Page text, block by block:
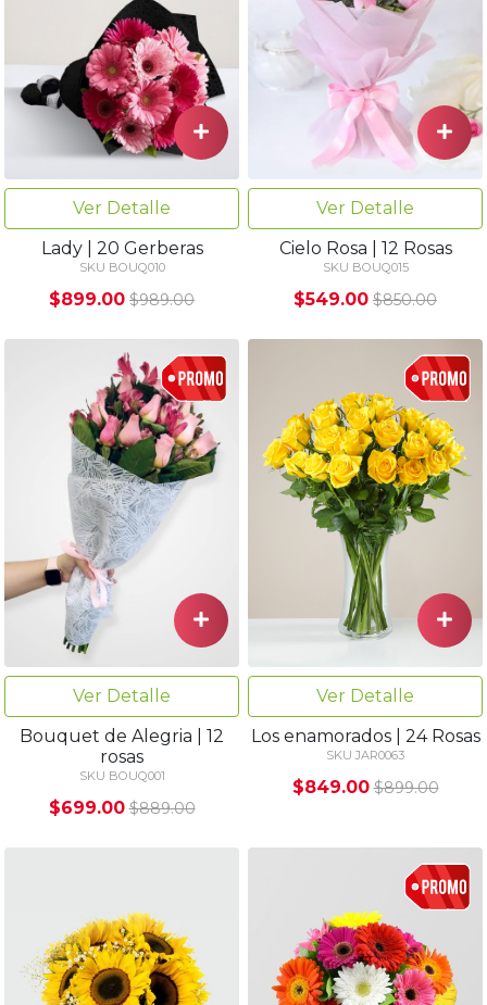
Ver Detalle
Lady | 20 Gerberas
SKU BOUQ010
$899.00 $989.00
Ver Detalle
Cielo Rosa | 12 Rosas
SKU BOUQ015
$549.00 $850.00
Ver Detalle
Bouquet de Alegria | 12
rosas
SKU BOUQ001
$699.00 $889.00
Ver Detalle
Los enamorados | 24 Rosas
SKU JAR0063
$849.00 $899.00